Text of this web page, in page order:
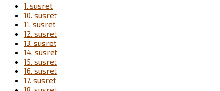
2026.”
1. susret
10. susret
11. susret
12. susret
13. susret
14. susret
15. susret
16. susret
17. susret
18. susret